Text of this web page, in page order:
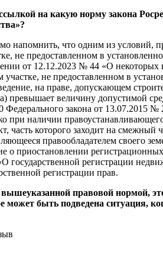
на какую норму закона
напомнить, что одним из условий,
не предоставленном в
от 12.12.2023 № 44 «О
участке, не предоставленном в
на праве, допускающем
превышает величину допустимой
закона от 13.07.2015
при наличии
часть которого заходит на
правообладателем своего
о приостановлении
государственной регистрации
регистрации прав.
правовой нормой,
может быть подведена ситуация,